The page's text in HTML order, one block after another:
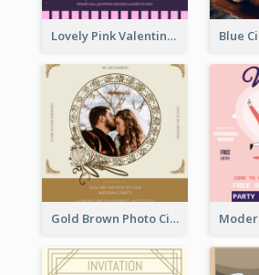
Lovely Pink Valentine Celebration Invitation Design Ideas
Gold Brown Photo Circle Wedding Invitation